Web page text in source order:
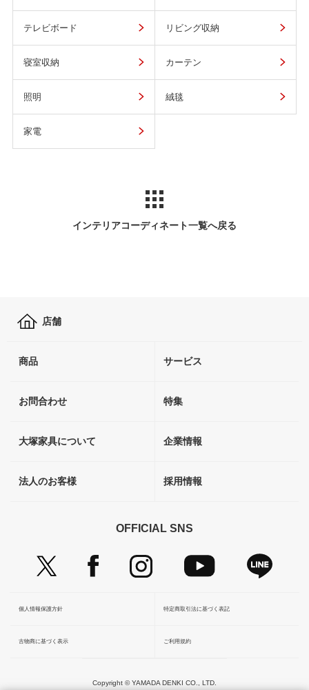
テレビボード リビング収納
寝室収納 カーテン
照明 絨毯
家電
インテリアコーディネート一覧へ戻る
店舗
商品 サービス
お問合わせ 特集
大塚家具について 企業情報
法人のお客様 採用情報
OFFICIAL SNS
個人情報保護方針 特定商取引法に基づく表記
古物商に基づく表示 ご利用規約
Copyright © YAMADA DENKI CO., LTD.